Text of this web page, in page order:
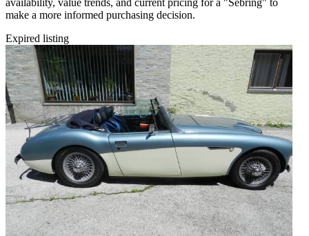
make a more informed purchasing decision.
Expired listing